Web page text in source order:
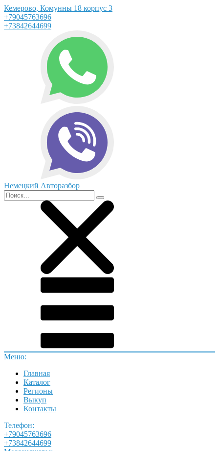
Кемерово, Комунны 18 корпус 3
+79045763696
+73842644699
Немецкий Авторазбор
Меню:
Главная
Каталог
Регионы
Выкуп
Контакты
Телефон:
+79045763696
+73842644699